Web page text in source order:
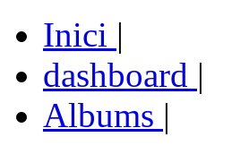
Inici |
dashboard |
Albums |